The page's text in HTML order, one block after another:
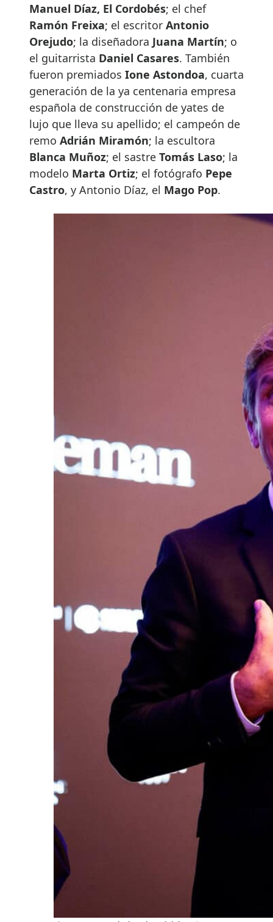
Manuel Díaz, El Cordobés; el chef
Ramón Freixa; el escritor Antonio
Orejudo; la diseñadora Juana Martín; o
el guitarrista Daniel Casares. También
fueron premiados Ione Astondoa, cuarta
generación de la ya centenaria empresa
española de construcción de yates de
lujo que lleva su apellido; el campeón de
remo Adrián Miramón; la escultora
Blanca Muñoz; el sastre Tomás Laso; la
modelo Marta Ortiz; el fotógrafo Pepe
Castro, y Antonio Díaz, el Mago Pop.